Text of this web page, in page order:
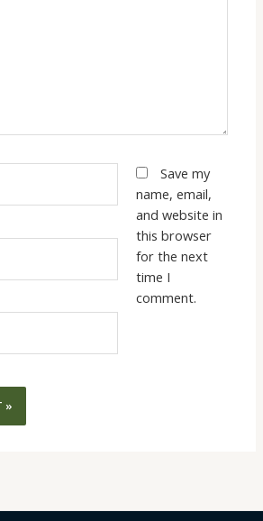
Save my
name, email,
and website in
this browser
for the next
time I
comment.